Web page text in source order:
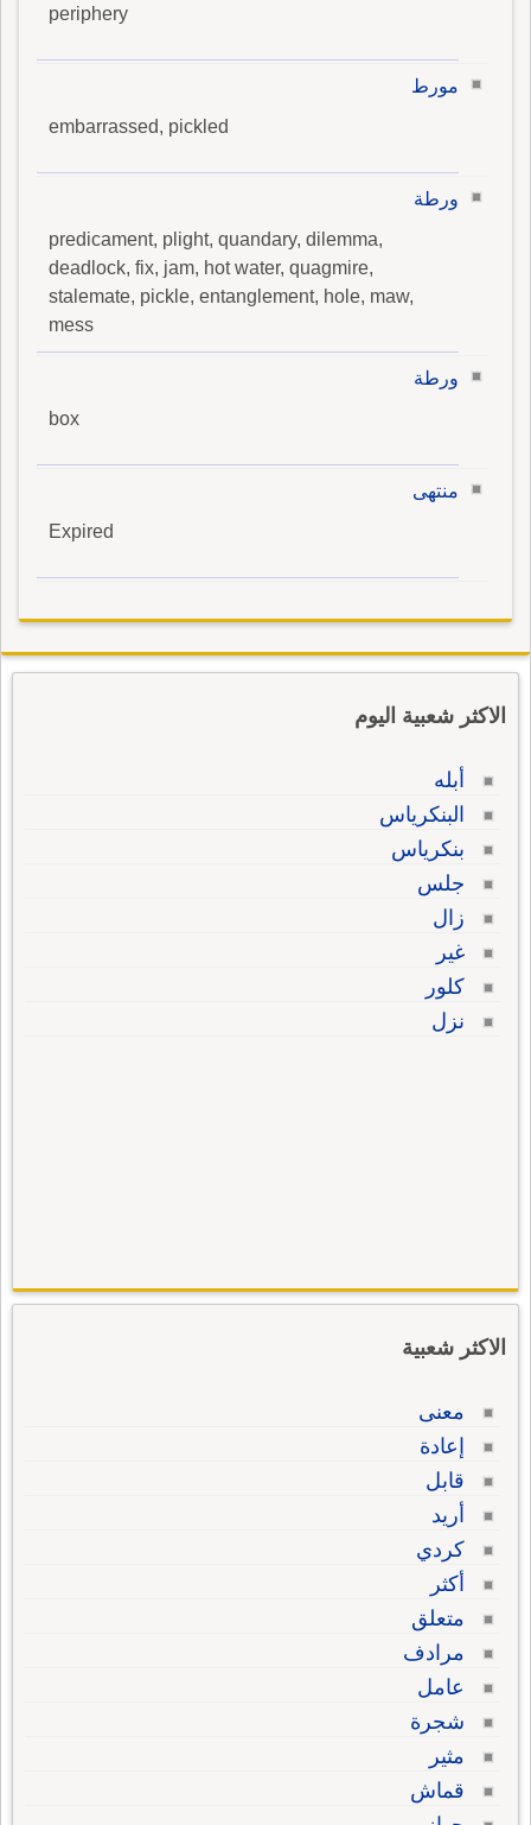
periphery
مورط
embarrassed, pickled
ورطة
predicament, plight, quandary, dilemma,
deadlock, fix, jam, hot water, quagmire,
stalemate, pickle, entanglement, hole, maw,
mess
ورطة
box
منتهى
Expired
الاكثر شعبية اليوم
أبله
البنكرياس
بنكرياس
جلس
زال
غير
كلور
نزل
الاكثر شعبية
معنى
إعادة
قابل
أريد
كردي
أكثر
متعلق
مرادف
عامل
شجرة
مثير
قماش